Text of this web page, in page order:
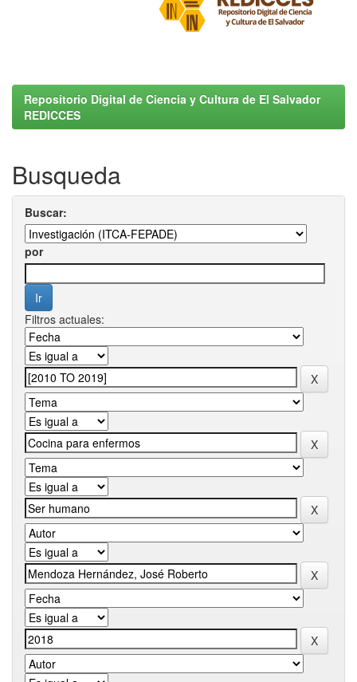
Repositorio Digital de Ciencia y Cultura de El Salvador
REDICCES
Busqueda
Buscar:
por
Filtros actuales: